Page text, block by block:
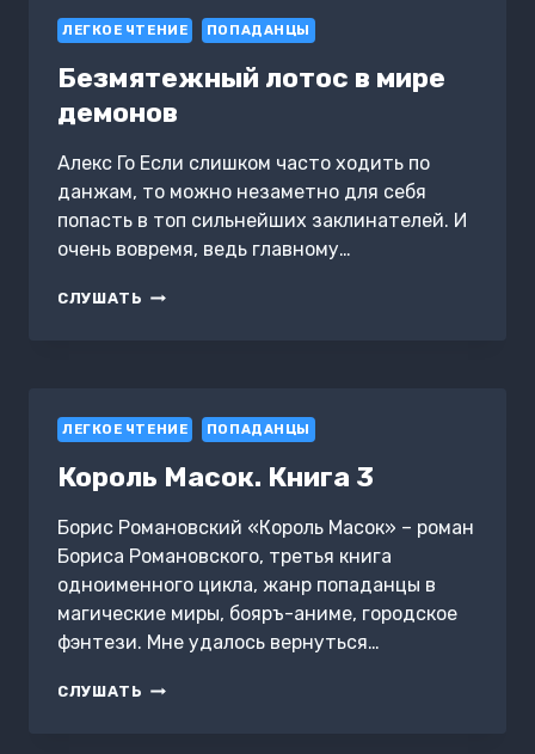
ЛЕГКОЕ ЧТЕНИЕ ПОПАДАНЦЫ
Безмятежный лотос в мире
демонов
Алекс Го Если слишком часто ходить по
данжам, то можно незаметно для себя
попасть в топ сильнейших заклинателей. И
очень вовремя, ведь главному…
СЛУШАТЬ БЕЗМЯТЕЖНЫЙ
ЛЕГКОЕ ЧТЕНИЕ ПОПАДАНЦЫ
Король Масок. Книга 3
Борис Романовский «Король Масок» – роман
Бориса Романовского, третья книга
одноименного цикла, жанр попаданцы в
магические миры, бояръ-аниме, городское
фэнтези. Мне удалось вернуться…
СЛУШАТЬ КОРОЛЬ